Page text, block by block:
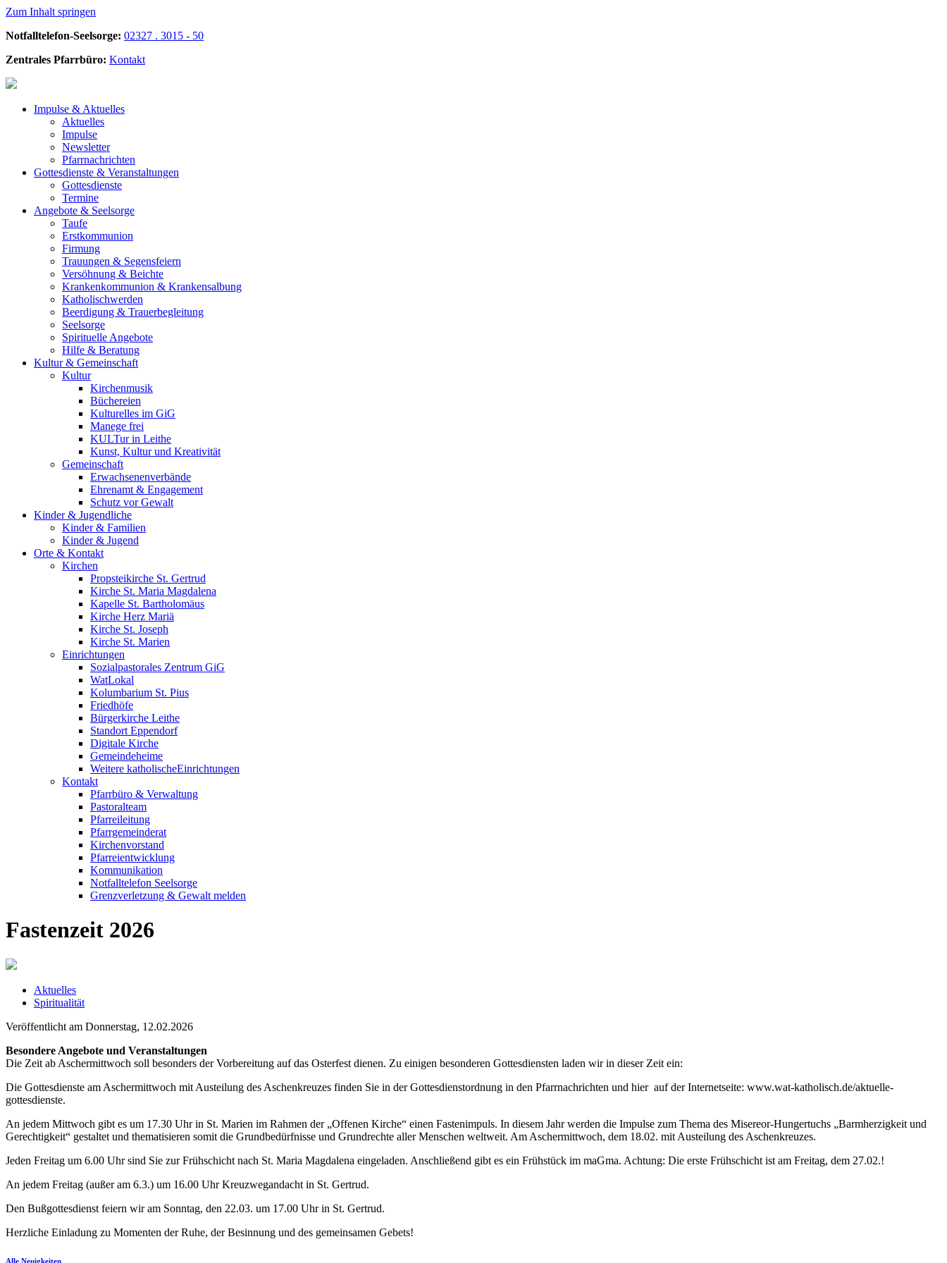
Zum Inhalt springen
Notfalltelefon-Seelsorge: 02327 . 3015 - 50
Zentrales Pfarrbüro: Kontakt
Impulse & Aktuelles
Aktuelles
Impulse
Newsletter
Pfarrnachrichten
Gottesdienste & Veranstaltungen
Gottesdienste
Termine
Angebote & Seelsorge
Taufe
Erstkommunion
Firmung
Trauungen & Segensfeiern
Versöhnung & Beichte
Krankenkommunion & Krankensalbung
Katholischwerden
Beerdigung & Trauerbegleitung
Seelsorge
Spirituelle Angebote
Hilfe & Beratung
Kultur & Gemeinschaft
Kultur
Kirchenmusik
Büchereien
Kulturelles im GiG
Manege frei
KULTur in Leithe
Kunst, Kultur und Kreativität
Gemeinschaft
Erwachsenenverbände
Ehrenamt & Engagement
Schutz vor Gewalt
Kinder & Jugendliche
Kinder & Familien
Kinder & Jugend
Orte & Kontakt
Kirchen
Propsteikirche St. Gertrud
Kirche St. Maria Magdalena
Kapelle St. Bartholomäus
Kirche Herz Mariä
Kirche St. Joseph
Kirche St. Marien
Einrichtungen
Sozialpastorales Zentrum GiG
WatLokal
Kolumbarium St. Pius
Friedhöfe
Bürgerkirche Leithe
Standort Eppendorf
Digitale Kirche
Gemeindeheime
Weitere katholische­­Einrichtungen
Kontakt
Pfarrbüro & Verwaltung
Pastoralteam
Pfarreileitung
Pfarrgemeinderat
Kirchenvorstand
Pfarreientwicklung
Kommunikation
Notfalltelefon Seelsorge
Grenzverletzung & Gewalt melden
Fastenzeit 2026
Aktuelles
Spiritualität
Veröffentlicht am Donnerstag, 12.02.2026
Besondere Angebote und Veranstaltungen
Die Zeit ab Aschermittwoch soll besonders der Vorbereitung auf das Osterfest dienen. Zu einigen besonderen Gottesdiensten laden wir in dieser Zeit ein:
Die Gottesdienste am Aschermittwoch mit Austeilung des Aschenkreuzes finden Sie in der Gottesdienstordnung in den Pfarrnachrichten und hier auf der Internetseite: www.wat-katholisch.de/aktuelle-
gottesdienste.
An jedem Mittwoch gibt es um 17.30 Uhr in St. Marien im Rahmen der „Offenen Kirche“ einen Fastenimpuls. In diesem Jahr werden die Impulse zum Thema des Misereor-Hungertuchs „Barmherzigkeit und
Gerechtigkeit“ gestaltet und thematisieren somit die Grundbedürfnisse und Grundrechte aller Menschen weltweit. Am Aschermittwoch, dem 18.02. mit Austeilung des Aschenkreuzes.
Jeden Freitag um 6.00 Uhr sind Sie zur Frühschicht nach St. Maria Magdalena eingeladen. Anschließend gibt es ein Frühstück im maGma. Achtung: Die erste Frühschicht ist am Freitag, dem 27.02.!
An jedem Freitag (außer am 6.3.) um 16.00 Uhr Kreuzwegandacht in St. Gertrud.
Den Bußgottesdienst feiern wir am Sonntag, den 22.03. um 17.00 Uhr in St. Gertrud.
Herzliche Einladung zu Momenten der Ruhe, der Besinnung und des gemeinsamen Gebets!
Alle Neuigkeiten